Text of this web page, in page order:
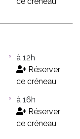
à 12h
Réserver
ce créneau
à 16h
Réserver
ce créneau